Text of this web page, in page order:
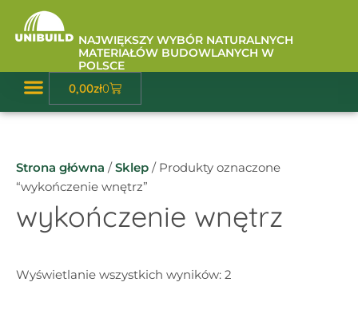
Przejdź
NAJWIĘKSZY WYBÓR NATURALNYCH
MATERIAŁÓW BUDOWLANYCH W
POLSCE
0,00zł0
Wózek
Strona główna /Sklep / Produkty oznaczone
“wykończenie wnętrz”
wykończenie wnętrz
Wyświetlanie wszystkich wyników: 2